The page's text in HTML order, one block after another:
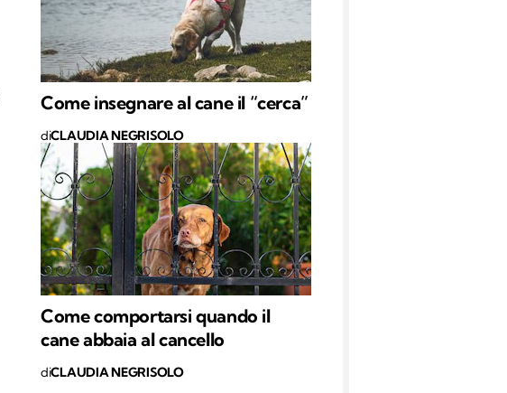
Come insegnare al cane il “cerca”
diCLAUDIA NEGRISOLO
Come comportarsi quando il
cane abbaia al cancello
diCLAUDIA NEGRISOLO